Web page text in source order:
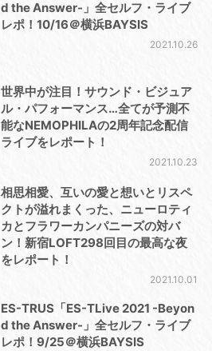
d the Answer-」全セルフ・ライブ
レポ！10/16＠横浜BAYSIS
2021.10.26
世界中が注目！サウンド・ビジュア
ル・パフォーマンス…全てが予測不
能なNEMOPHILAの2周年記念配信
ライブをレポート！
2021.10.23
相思相愛、互いの愛と想いとリスペ
クトが溢れまくった、ニューロティ
カとフラワーカンパニーズの対バ
ン！新宿LOFT298回目の最高な夜
をレポート！
2021.10.01
ES-TRUS「ES-TLive 2021 -Beyon
d the Answer-」全セルフ・ライブ
レポ！9/25＠横浜BAYSIS